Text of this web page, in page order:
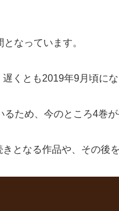
なっています。
くとも2019年9月頃にな
ため、今のところ4巻が
となる作品や、その後